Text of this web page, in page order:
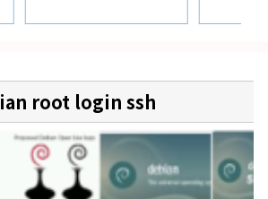
root login ssh